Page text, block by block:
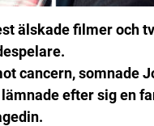
älskade filmer och
cancern, somnade
efter sig en